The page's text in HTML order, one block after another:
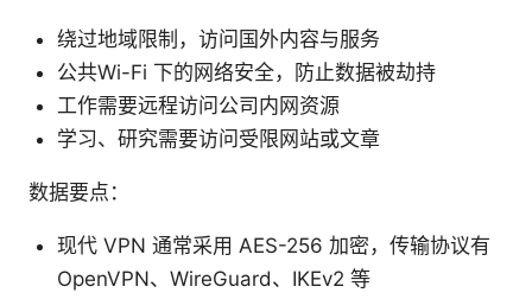
绕过地域限制，访问国外内容与服务
公共Wi-Fi 下的网络安全，防止数据被劫持
工作需要远程访问公司内网资源
学习、研究需要访问受限网站或文章
数据要点：
现代 VPN 通常采用 AES-256 加密，传输协议有
OpenVPN、WireGuard、IKEv2 等